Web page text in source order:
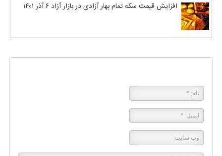
افزایش قیمت سکه تمام بهار آزادی در بازار آزاد ۶ آذر ۱۴۰۱